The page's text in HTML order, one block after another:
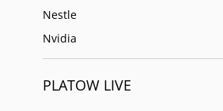
Nestle
Nvidia
PLATOW LIVE